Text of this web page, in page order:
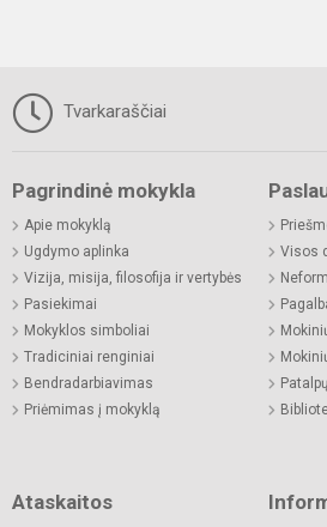
Tvarkaraščiai
Pagrindinė mokykla
Apie mokyklą
Ugdymo aplinka
Vizija, misija, filosofija ir vertybės
Pasiekimai
Mokyklos simboliai
Tradiciniai renginiai
Bendradarbiavimas
Priėmimas į mokyklą
Visos
Ataskaitos